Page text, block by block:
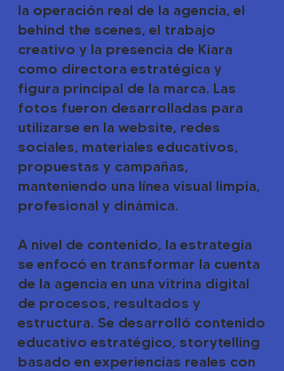
la operación real de la agencia, el
behind the scenes, el trabajo
creativo y la presencia de Kiara
como directora estratégica y
figura principal de la marca. Las
fotos fueron desarrolladas para
utilizarse en la website, redes
sociales, materiales educativos,
propuestas y campañas,
manteniendo una línea visual limpia,
profesional y dinámica.
A nivel de contenido, la estrategia
se enfocó en transformar la cuenta
de la agencia en una vitrina digital
de procesos, resultados y
estructura. Se desarrolló contenido
educativo estratégico, storytelling
basado en experiencias reales con